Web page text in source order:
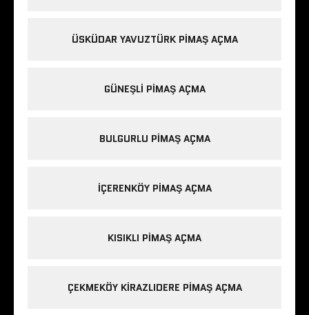
ÜSKÜDAR YAVUZTÜRK PIMAŞ AÇMA
GÜNEŞLI PIMAŞ AÇMA
BULGURLU PIMAŞ AÇMA
IÇERENKÖY PIMAŞ AÇMA
KISIKLI PIMAŞ AÇMA
ÇEKMEKÖY KIRAZLIDERE PIMAŞ AÇMA